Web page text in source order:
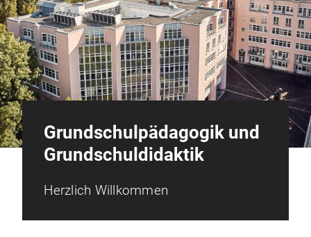
Grundschulpädagogik und
Grundschuldidaktik
Herzlich Willkommen